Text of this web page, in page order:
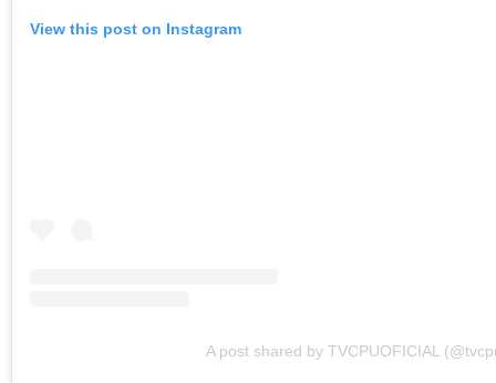
View this post on Instagram
A post shared by TVCPUOFICIAL